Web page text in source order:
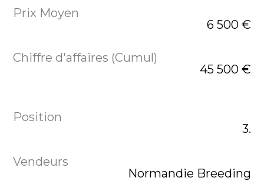
6 500 €
45 500 €
3.
Normandie Breeding